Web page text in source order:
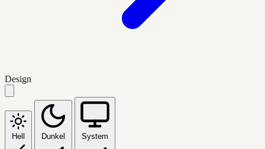
Design
Hell Dunkel System